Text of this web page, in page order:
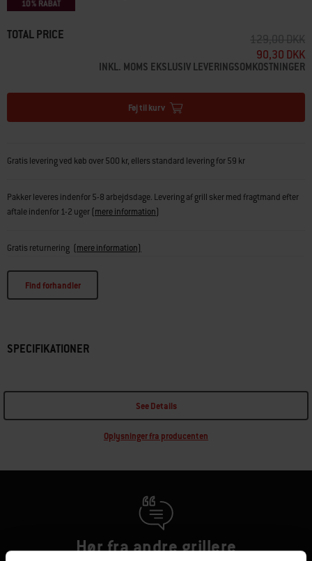
TOTAL PRICE PRIS
129,00 DKK
90,30 DKK
INKL. MOMS EKSLUSIV LEVERINGSOMKOSTNINGER
Føj til kurv
Gratis levering ved køb over 500 kr, ellers standard levering for 59 kr
Pakker leveres indenfor 5-8 arbejdsdage. Levering af grill sker med fragtmand efter
aftale indenfor 1-2 uger(mere information)
Gratis returnering (mere information)
Find forhandler
SPECIFIKATIONER
See Details
Oplysninger fra producenten
Hør fra andre grillere